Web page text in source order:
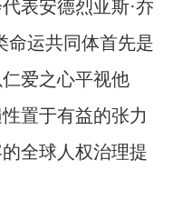
表安德烈亚斯·乔
命运共同体首先是
爱之心平视他
置于有益的张力
全球人权治理提